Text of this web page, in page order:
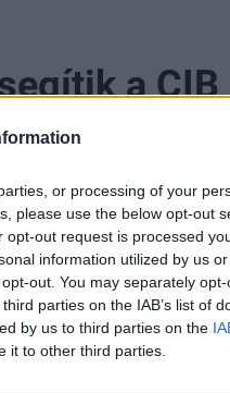
or processing of your
please use the below opt-out
out request is processed
information utilized by us
out. You may separately
parties on the IAB’s list of
by us to third parties on the
it to other third parties.
a CIB
első felében az
valamint ezzel együtt a
Mindemellett a
szélsőségek
programja,